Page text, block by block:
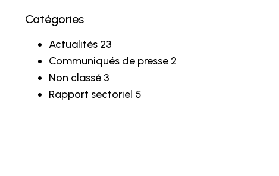
Catégories
Actualités 23
Communiqués de presse 2
Non classé 3
Rapport sectoriel 5